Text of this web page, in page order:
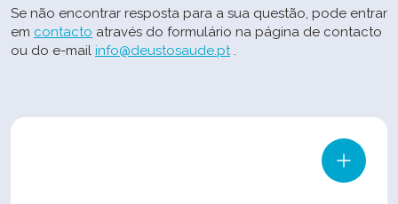
Se não encontrar resposta para a sua questão, pode entrar
em contacto através do formulário na página de contacto
ou do e-mail info@deustosaude.pt.